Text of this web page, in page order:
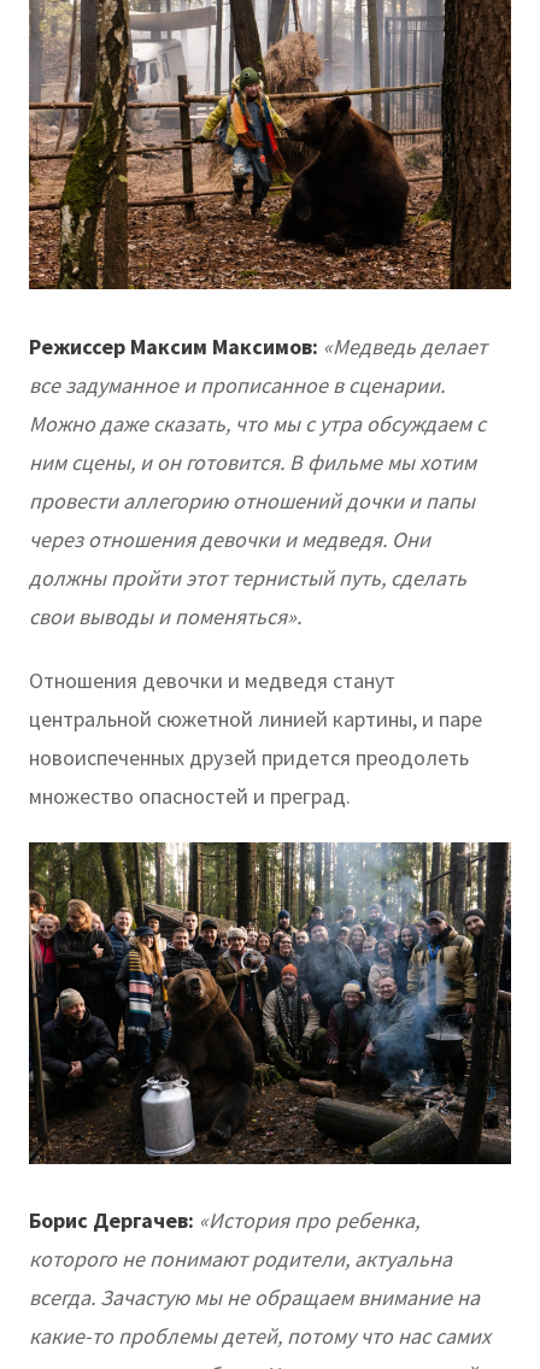
Режиссер Максим Максимов: «Медведь делает
все задуманное и прописанное в сценарии.
Можно даже сказать, что мы с утра обсуждаем с
ним сцены, и он готовится. В фильме мы хотим
провести аллегорию отношений дочки и папы
через отношения девочки и медведя. Они
должны пройти этот тернистый путь, сделать
свои выводы и поменяться».
Отношения девочки и медведя станут
центральной сюжетной линией картины, и паре
новоиспеченных друзей придется преодолеть
множество опасностей и преград.
Борис Дергачев: «История про ребенка,
которого не понимают родители, актуальна
всегда. Зачастую мы не обращаем внимание на
какие-то проблемы детей, потому что нас самих